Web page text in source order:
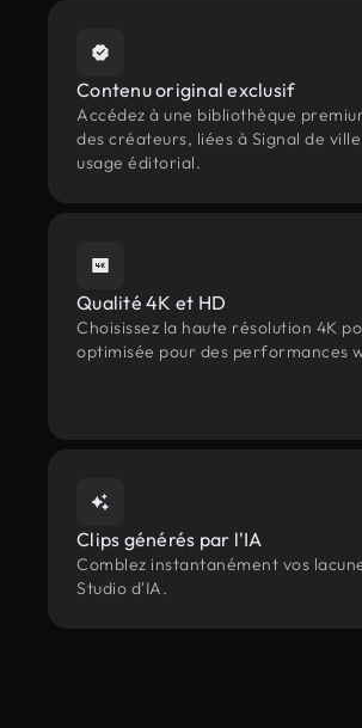
Contenu original exclusif
Accédez à une bibliothèque
des créateurs, liées à Signal de
usage éditorial.
Qualité 4K et HD
Choisissez la haute résolution 4K
optimisée pour des performances
Clips générés par l'IA
Comblez instantanément vos
Studio d'IA.